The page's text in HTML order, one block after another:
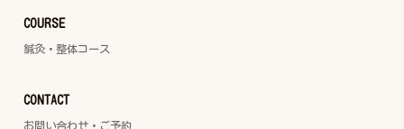
COURSE
鍼灸・整体コース
CONTACT
お問い合わせ・ご予約